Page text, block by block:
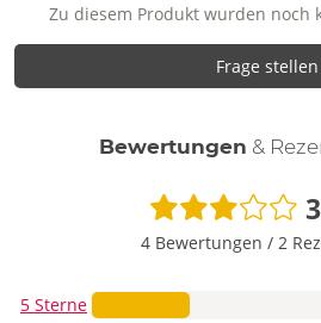
Zu diesem Produkt wurden noch
Frage stellen
Bewertungen &
4 Bewertungen / 2
5 Sterne